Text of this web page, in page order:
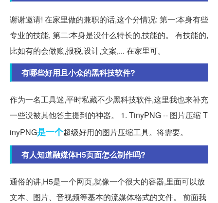
谢谢邀请! 在家里做的兼职的话,这个分情况: 第一:本身有些
专业的技能, 第二:本身是没什么特长的,技能的。 有技能的,
比如有的会做账,报税,设计,文案,... 在家里可。
有哪些好用且小众的黑科技软件?
作为一名工具迷,平时私藏不少黑科技软件,这里我也来补充
一些没被其他答主提到的神器。 1. TinyPNG -- 图片压缩 T
inyPNG是一个超级好用的图片压缩工具。将需要。
有人知道融媒体H5页面怎么制作吗?
通俗的讲,H5是一个网页,就像一个很大的容器,里面可以放
文本、图片、音视频等基本的流媒体格式的文件。 前面我